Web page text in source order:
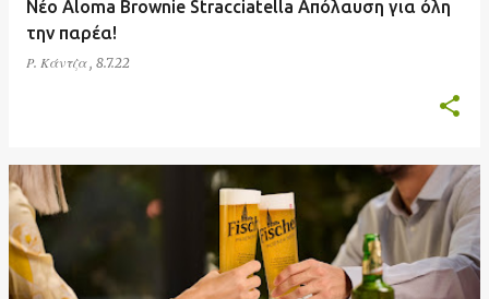
Νέο Aloma Brownie Stracciatella Απόλαυση για όλη
την παρέα!
Ρ. Κάντζα , 8.7.22